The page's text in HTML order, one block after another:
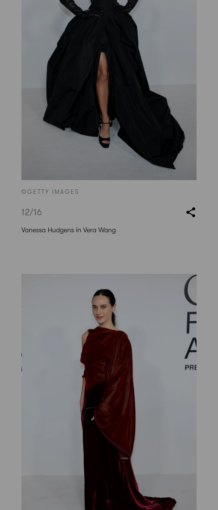
©GETTY IMAGES
12/16
Vanessa Hudgens in Vera Wang